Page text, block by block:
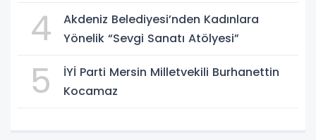
4
Akdeniz Belediyesi’nden Kadınlara
Yönelik “Sevgi Sanatı Atölyesi”
5
İYİ Parti Mersin Milletvekili Burhanettin
Kocamaz